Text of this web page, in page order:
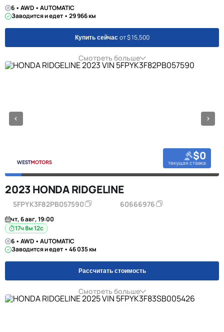
6 • AWD • AUTOMATIC
Заводится и едет • 29 966 км
Купить сейчас от $ 15,500
Смотреть больше
$0
текущая ставка
2023 HONDA RIDGELINE
5FPYK3F82PB057590 60666976
чт, 6 авг, 19:00
17ч 8м 11с
6 • AWD • AUTOMATIC
Заводится и едет • 46 035 км
Рассчитать стоимость
Смотреть больше